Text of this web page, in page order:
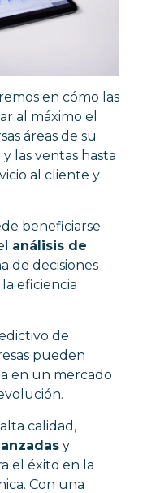
en cómo las
al máximo el
áreas de su
las ventas hasta
al cliente y
beneficiarse
análisis de
de decisiones
eficiencia
de
pueden
en un mercado
calidad ,
y
el éxito en la
Con una